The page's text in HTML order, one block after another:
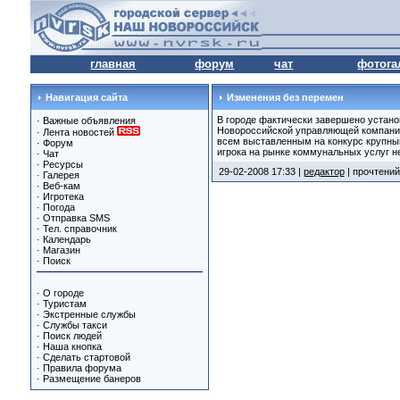
главная форум чат
Навигация сайта
· Важные объявления
· Лента новостей
· Форум
· Чат
· Ресурсы
· Галерея
· Веб-кам
· Игротека
· Погода
· Отправка SMS
· Тел. справочник
· Календарь
· Магазин
· Поиск
· О городе
· Туристам
· Экстренные службы
· Службы такси
· Поиск людей
· Наша кнопка
· Сделать стартовой
· Правила форума
· Размещение банеров
Изменения без перемен
В городе фактически завершено
Новороссийской управляющей
всем выставленным на конкурс
игрока на рынке коммунальных услуг
29-02-2008 17:33 | редактор|